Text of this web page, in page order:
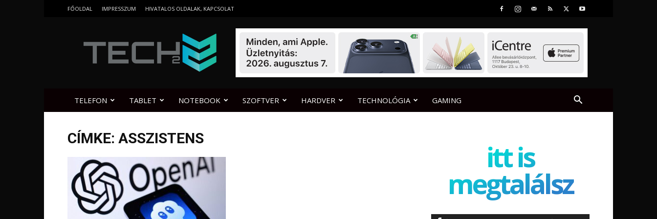
FŐOLDAL IMPRESSZUM HIVATALOS OLDALAK, KAPCSOLAT
TELEFON TABLET NOTEBOOK SZOFTVER HARDVER TECHNOLÓGIA GAMING
CÍMKE: ASSZISTENS
itt is
megtalálsz